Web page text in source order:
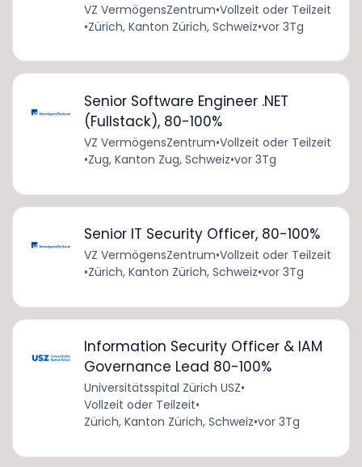
VZ VermögensZentrum•Vollzeit oder Teilzeit
•Zürich, Kanton Zürich, Schweiz•vor 3Tg
Senior Software Engineer .NET
(Fullstack), 80-100%
VZ VermögensZentrum•Vollzeit oder Teilzeit
•Zug, Kanton Zug, Schweiz•vor 3Tg
Senior IT Security Officer, 80-100%
VZ VermögensZentrum•Vollzeit oder Teilzeit
•Zürich, Kanton Zürich, Schweiz•vor 3Tg
Information Security Officer & IAM
Governance Lead 80-100%
Universitätsspital Zürich USZ•
Vollzeit oder Teilzeit•
Zürich, Kanton Zürich, Schweiz•vor 3Tg